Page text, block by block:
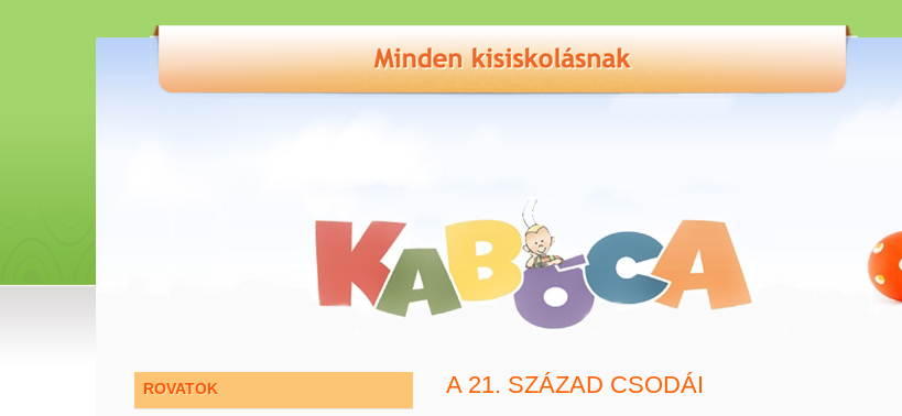
A 21. SZÁZAD CSODÁI
ROVATOK